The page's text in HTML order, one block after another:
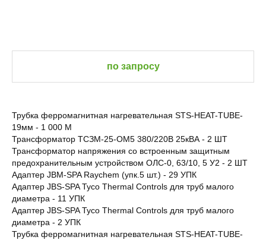
по запросу
Трубка ферромагнитная нагревательная STS-HEAT-TUBE-
19мм - 1 000 М
Трансформатор ТСЗМ-25-ОМ5 380/220В 25кВА - 2 ШТ
Трансформатор напряжения со встроенным защитным
предохранительным устройством ОЛС-0, 63/10, 5 У2 - 2 ШТ
Адаптер JBM-SPA Raychem (упк.5 шт.) - 29 УПК
Адаптер JBS-SPA Tyco Thermal Controls для труб малого
диаметра - 11 УПК
Адаптер JBS-SPA Tyco Thermal Controls для труб малого
диаметра - 2 УПК
Трубка ферромагнитная нагревательная STS-HEAT-TUBE-